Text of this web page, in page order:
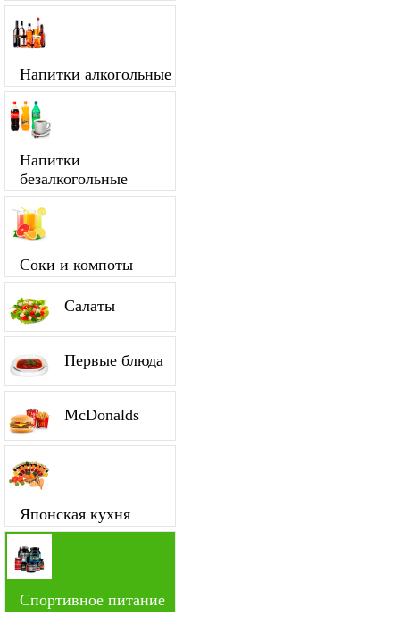
Напитки алкогольные
Напитки
безалкогольные
Соки и компоты
Салаты
Первые блюда
McDonalds
Японская кухня
Спортивное питание